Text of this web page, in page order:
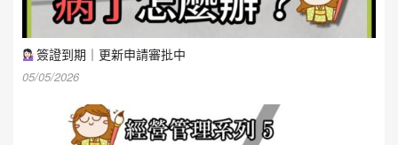
簽證到期｜更新申請審批中
05/05/2026